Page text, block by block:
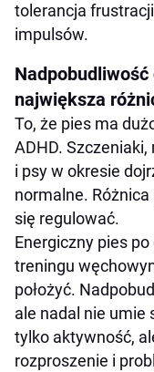
tolerancja
impulsów.
Nadpobudliwość
największa
To, że pies ma
ADHD. Szczeniaki,
i psy w okresie
normalne.
się regulować.
Energiczny pies
treningu
położyć.
ale nadal nie umie
tylko aktywność,
rozproszenie i